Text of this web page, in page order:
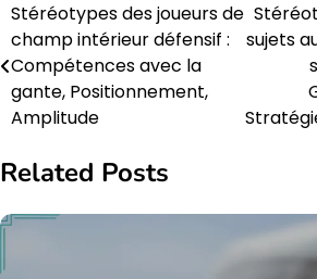
Post
navigation
Stéréotypes des joueurs de
champ intérieur défensif :
Compétences avec la
gante, Positionnement,
Amplitude
sujets
Related Posts